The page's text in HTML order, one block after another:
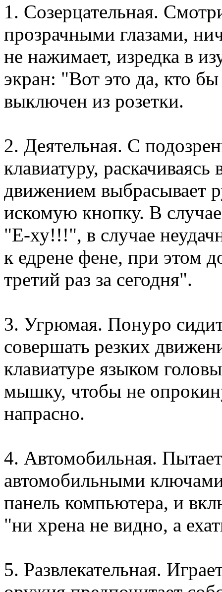
1. Созерцательная.
прозрачными глазами,
не нажимает, изредка в
экран: "Вот это да, кто
выключен из розетки.
2. Деятельная. С
клавиатуру,
движением выбрасывает
искомую кнопку. В
"Е-ху!!!", в случае
к едрене фене, при этом
третий раз за сегодня".
3. Угрюмая. Понуро
совершать резких
клавиатуре языком
мышку, чтобы не
напрасно.
4. Автомобильная.
автомобильными
панель компьютера, и
"ни хрена не видно, а
5. Развлекательная.